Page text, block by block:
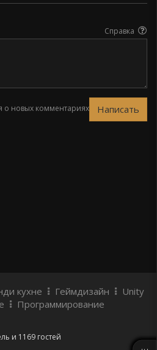
Справка
о новых комментариях
кухне Геймдизайн
Unity
Программирование
и 1169 гостей